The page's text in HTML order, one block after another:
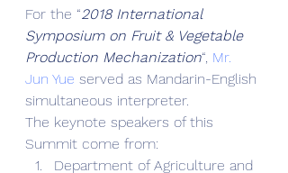
For the “2018 International
Symposium on Fruit & Vegetable
Production Mechanization“, Mr.
Jun Yue served as Mandarin-English
simultaneous interpreter.
The keynote speakers of this
Summit come from:
Department of Agriculture and